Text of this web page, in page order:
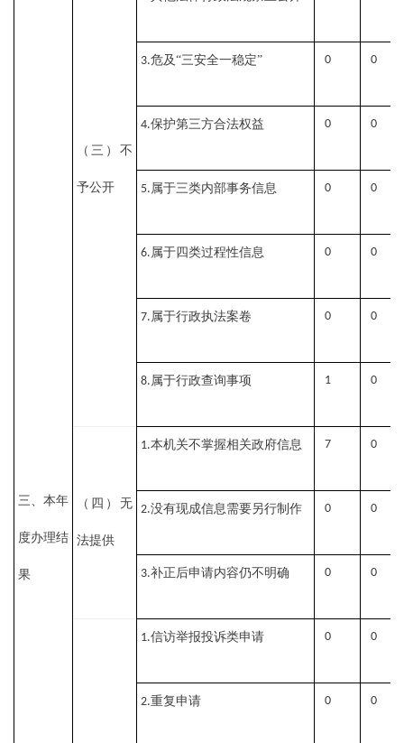
三、本年
度办理结
果
（三）不
予公开
3.危及“三安全一稳定” 0 0
4.保护第三方合法权益 0 0
5. 属于三类内部事务信息 0 0
6. 属于四类过程性信息 0 0
7. 属于行政执法案卷 0 0
8. 属于行政查询事项 1 0
（四）无
法提供
1.本机关不掌握相关政府信息 7 0
2.没有现成信息需要另行制作 0 0
3.补正后申请内容仍不明确 0 0
1.信访举报投诉类申请 0 0
2.重复申请 0 0